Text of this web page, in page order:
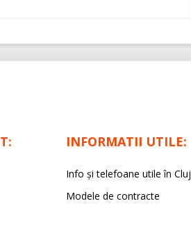
INFORMATII UTILE:
Info și telefoane utile în Cluj
Modele de contracte